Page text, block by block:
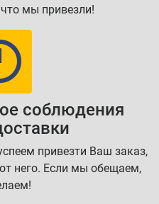
мы привезли!
соблюдения
привезти Ваш заказ,
него. Если мы обещаем,